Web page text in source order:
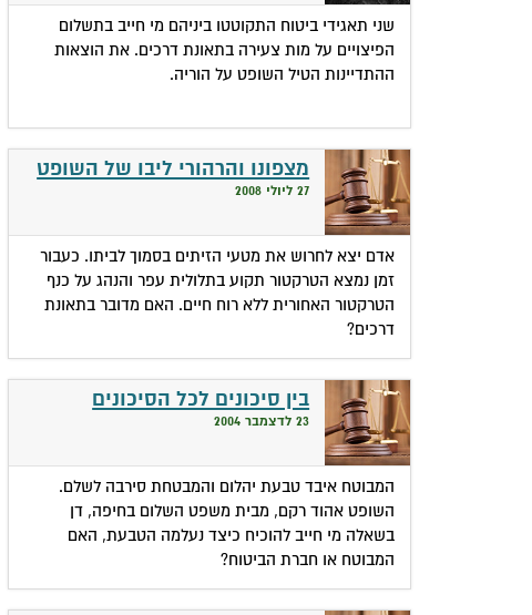
שני תאגידי ביטוח התקוטטו ביניהם מי חייב בתשלום
הפיצויים על מות צעירה בתאונת דרכים. את הוצאות
ההתדיינות הטיל השופט על הוריה.
מצפונו והרהורי ליבו של השופט
27 ליולי 2008
אדם יצא לחרוש את מטעי הזיתים בסמוך לביתו. כעבור
זמן נמצא הטרקטור תקוע בתלולית עפר והנהג על כנף
הטרקטור האחורית ללא רוח חיים. האם מדובר בתאונת
דרכים?
בין סיכונים לכל הסיכונים
23 לדצמבר 2004
המבוטח איבד טבעת יהלום והמבטחת סירבה לשלם.
השופט אהוד רקם, מבית משפט השלום בחיפה, דן
בשאלה מי חייב להוכיח כיצד נעלמה הטבעת, האם
המבוטח או חברת הביטוח?